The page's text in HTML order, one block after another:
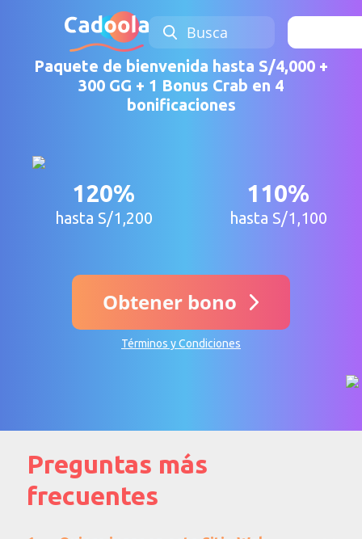
Busca
Paquete de bienvenida hasta S/4,000 +
300 GG + 1 Bonus Crab en 4
bonificaciones
120%
hasta S/1,200
110%
hasta S/1,100
Obtener bono
Términos y Condiciones
Preguntas más
frecuentes